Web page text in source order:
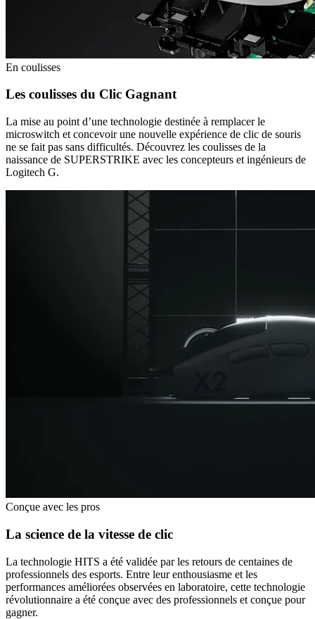
En coulisses
Les coulisses du Clic Gagnant
La mise au point d’une technologie destinée à remplacer le
microswitch et concevoir une nouvelle expérience de clic de souris
ne se fait pas sans difficultés. Découvrez les coulisses de la
naissance de SUPERSTRIKE avec les concepteurs et ingénieurs de
Logitech G.
Conçue avec les pros
La science de la vitesse de clic
La technologie HITS a été validée par les retours de centaines de
professionnels des esports. Entre leur enthousiasme et les
performances améliorées observées en laboratoire, cette technologie
révolutionnaire a été conçue avec des professionnels et conçue pour
gagner.